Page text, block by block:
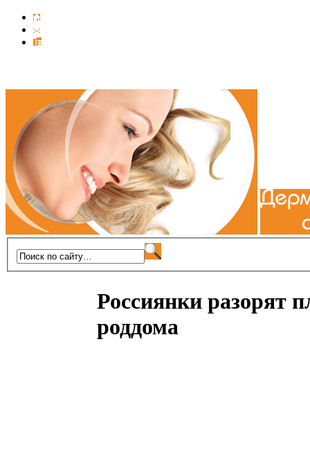
Россиянки разорят
роддома